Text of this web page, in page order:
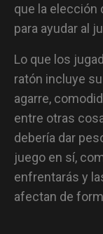
que la elección
para ayudar al
Lo que los
ratón incluye
agarre,
entre otras
debería dar
juego en sí,
enfrentarás y
afectan de